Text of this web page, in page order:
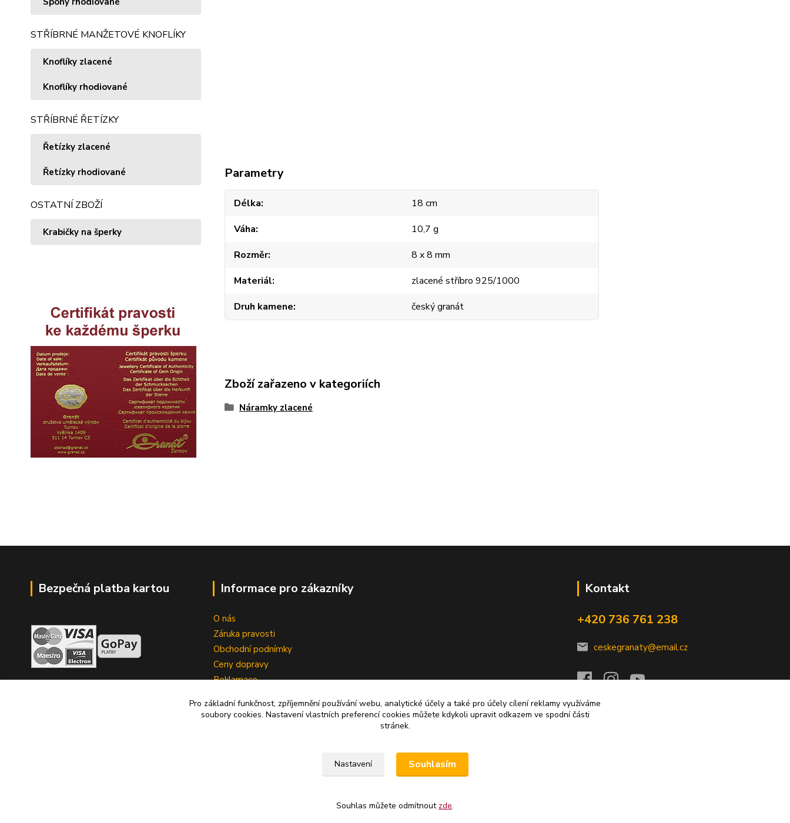
STŘÍBRNÉ MANŽETOVÉ KNOFLÍKY
Knoflíky zlacené
Knoflíky rhodiované
STŘÍBRNÉ ŘETÍZKY
Řetízky zlacené
Řetízky rhodiované
OSTATNÍ ZBOŽÍ
Krabičky na šperky
Parametry
Délka
18 cm
Váha
10,7 g
Rozměr
8 x 8 mm
Materiál
zlacené stříbro 925/1000
Druh kamene
český granát
Zboží zařazeno v kategoriích
Náramky zlacené
Bezpečná platba kartou Informace pro zákazníky
O nás
Záruka pravosti
Obchodní podnímky
Ceny dopravy
Reklamace
Kontakt
+420 736 761 238
ceskegranaty@email.cz
Upravit sběr cookies.
Pro základní funkčnost, zpříjemnění používání webu, analytické účely a také pro účely cílení reklamy využíváme
soubory cookies. Nastavení vlastních preferencí cookies můžete kdykoli upravit odkazem ve spodní části
stránek.
Nastavení Souhlasím
Souhlas můžete odmítnout zde.